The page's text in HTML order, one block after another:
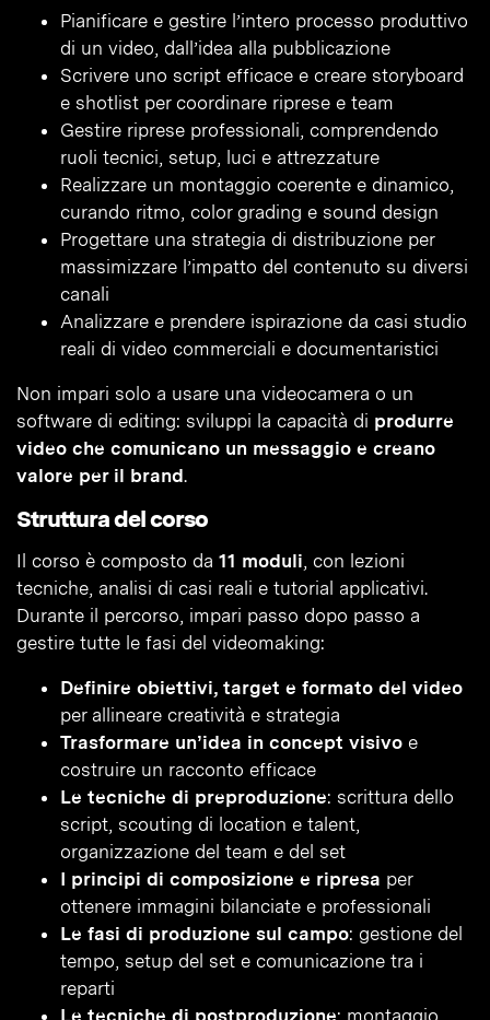
Pianificare e gestire l’intero processo produttivo
di un video, dall’idea alla pubblicazione
Scrivere uno script efficace e creare storyboard
e shotlist per coordinare riprese e team
Gestire riprese professionali, comprendendo
ruoli tecnici, setup, luci e attrezzature
Realizzare un montaggio coerente e dinamico,
curando ritmo, color grading e sound design
Progettare una strategia di distribuzione per
massimizzare l’impatto del contenuto su diversi
canali
Analizzare e prendere ispirazione da casi studio
reali di video commerciali e documentaristici
Non impari solo a usare una videocamera o un
software di editing: sviluppi la capacità di produrre
video che comunicano un messaggio e creano
valore per il brand.
Struttura del corso
Il corso è composto da 11 moduli, con lezioni
tecniche, analisi di casi reali e tutorial applicativi.
Durante il percorso, impari passo dopo passo a
gestire tutte le fasi del videomaking:
Definire obiettivi, target e formato del video
per allineare creatività e strategia
Trasformare un’idea in concept visivo e
costruire un racconto efficace
Le tecniche di preproduzione: scrittura dello
script, scouting di location e talent,
organizzazione del team e del set
I principi di composizione e ripresa per
ottenere immagini bilanciate e professionali
Le fasi di produzione sul campo: gestione del
tempo, setup del set e comunicazione tra i
reparti